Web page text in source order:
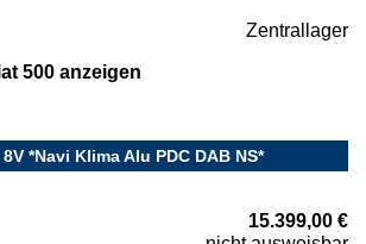
Zentrallager
500 anzeigen
*Navi Klima Alu PDC DAB NS*
15.399,00 €